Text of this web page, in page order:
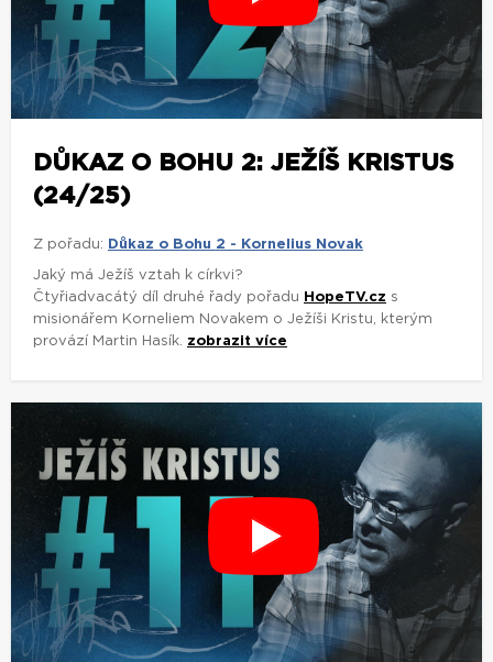
DŮKAZ O BOHU 2: JEŽÍŠ KRISTUS
(24/25)
Z pořadu: Důkaz o Bohu 2 - Kornelius Novak
Jaký má Ježíš vztah k církvi?
Čtyřiadvacátý díl druhé řady pořadu
HopeTV.cz s
misionářem Korneliem Novakem o Ježíši Kristu, kterým
provází Martin Hasík. zobrazit více